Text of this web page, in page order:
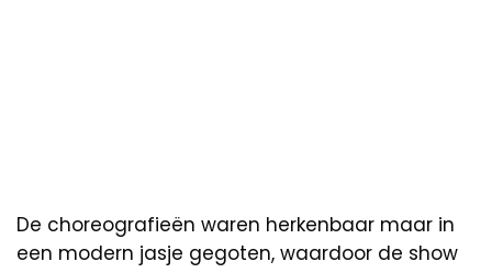
De choreografieën waren herkenbaar maar in
een modern jasje gegoten, waardoor de show